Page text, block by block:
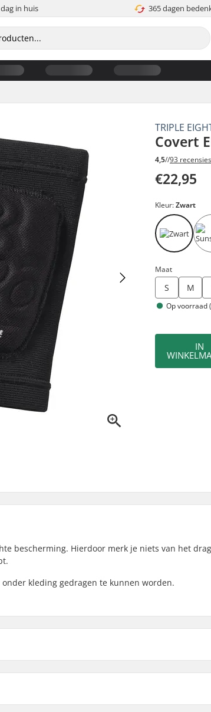
in huis 365 dagen
TRIPLE
Covert
4,5//93 recensies
€22,95
Kleur:Zwart
Maat
S M
Op voorraad
IN
bescherming. Hierdoor merk je niets van het
kleding gedragen te kunnen worden.
Voering:
Veiligheid: